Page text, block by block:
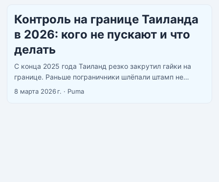
Контроль на границе Таиланда
в 2026: кого не пускают и что
делать
С конца 2025 года Таиланд резко закрутил гайки на
границе. Раньше пограничники шлёпали штамп не
глядя, теперь могут завернуть обратно. И
8 марта 2026 г. · Puma